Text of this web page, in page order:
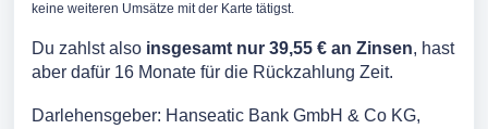
keine weiteren Umsätze mit der Karte tätigst.
Du zahlst also insgesamt nur 39,55 € an Zinsen, hast
aber dafür 16 Monate für die Rückzahlung Zeit.
Darlehensgeber: Hanseatic Bank GmbH & Co KG,